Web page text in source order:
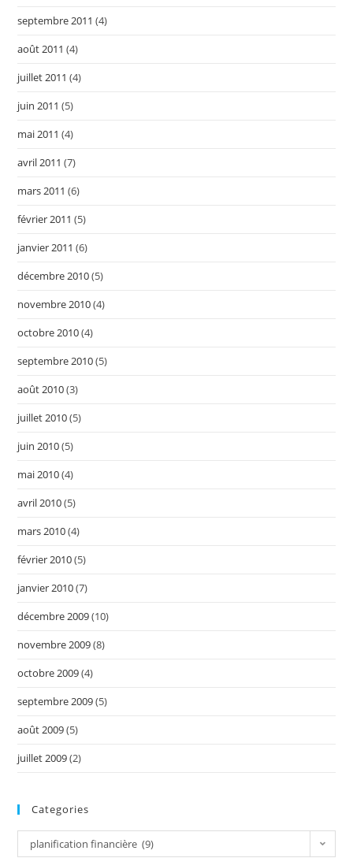
septembre 2011 (4)
août 2011 (4)
juillet 2011 (4)
juin 2011 (5)
mai 2011 (4)
avril 2011 (7)
mars 2011 (6)
février 2011 (5)
janvier 2011 (6)
décembre 2010(5)
novembre 2010(4)
octobre 2010(4)
septembre 2010(5)
août 2010(3)
juillet 2010(5)
juin 2010(5)
mai 2010(4)
avril 2010(5)
mars 2010(4)
février 2010(5)
janvier 2010(7)
décembre 2009(10)
novembre 2009(8)
octobre 2009(4)
septembre 2009(5)
août 2009(5)
juillet 2009(2)
Categories
Categories
planification financière (9)